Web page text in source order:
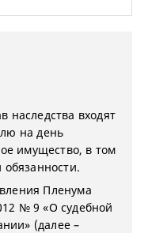
наследства входят
на день
имущество, в том
Пленума
№ 9 «О судебной
(далее –